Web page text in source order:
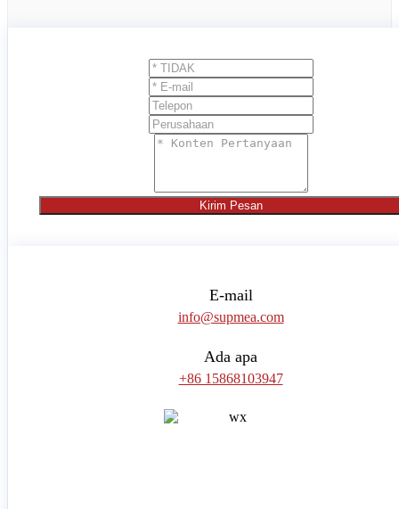
Kirim Pesan
E-mail
info@supmea.com
Ada apa
+86 15868103947